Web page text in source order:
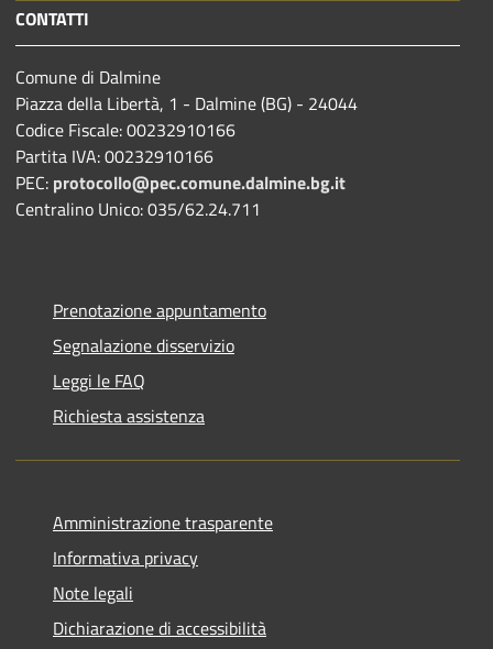
CONTATTI
Comune di Dalmine
Piazza della Libertà, 1 - Dalmine (BG) - 24044
Codice Fiscale: 00232910166
Partita IVA: 00232910166
PEC: protocollo@pec.comune.dalmine.bg.it
Centralino Unico: 035/62.24.711
Prenotazione appuntamento
Segnalazione disservizio
Leggi le FAQ
Richiesta assistenza
Amministrazione trasparente
Informativa privacy
Note legali
Dichiarazione di accessibilità